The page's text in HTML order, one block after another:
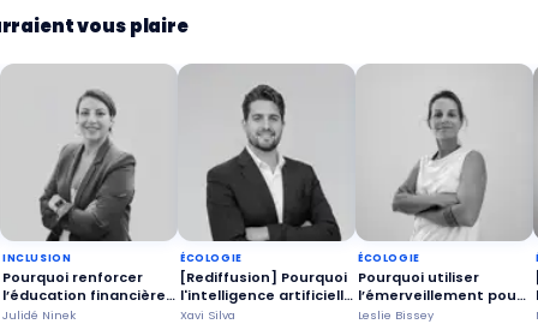
vous plaire
INCLUSION
Pourquoi renforcer
l’éducation financière
dès l’enfance ?
Julidé Ninek
ÉCOLOGIE
[Rediffusion] Pourquoi
l'intelligence artificielle
peut aider les
Xavi Silva
ÉCOLOGIE
Pourquoi utiliser
l’émerveillement pour
protéger l’océan ?
Leslie Bissey